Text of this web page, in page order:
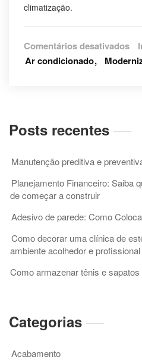
climatização.
Comentários desativadosem
A
de
Ar condicionado
Posts recentes
Manutenção preditiva e
Planejamento Financeiro: Saiba
de começar a construir
Adesivo de parede: Como
Como decorar uma clínica de
ambiente acolhedor e profissional
Como armazenar tênis e
Categorias
Acabamento